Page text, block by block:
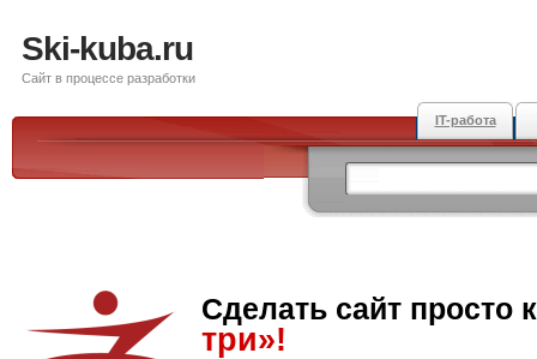
Ski-kuba.ru
Сайт в процессе разработки
IT-работа
Сделать сайт просто
три»!